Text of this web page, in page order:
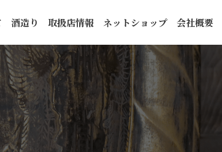
酒造り 取扱店情報 ネットショップ 会社概要